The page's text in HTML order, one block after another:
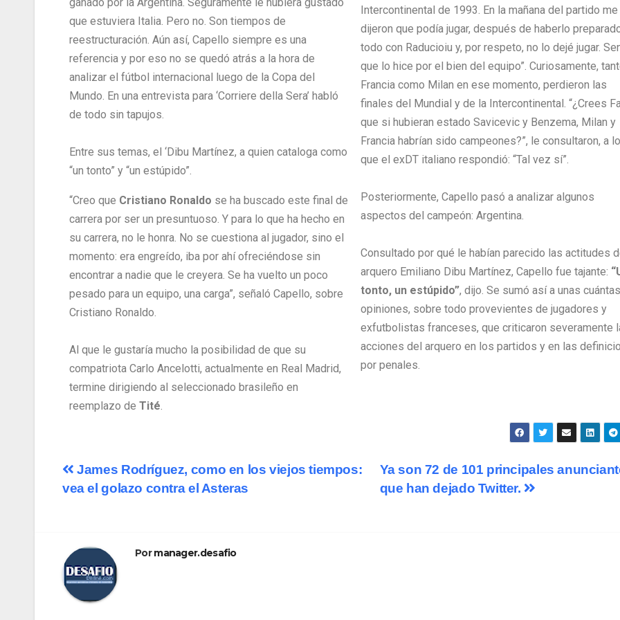
ganado por la Argentina. Seguramente le hubiera gustado
que estuviera Italia. Pero no. Son tiempos de
reestructuración. Aún así, Capello siempre es una
referencia y por eso no se quedó atrás a la hora de
analizar el fútbol internacional luego de la Copa del
Mundo. En una entrevista para ‘Corriere della Sera’ habló
de todo sin tapujos.
Entre sus temas, el ‘Dibu Martínez, a quien cataloga como
“un tonto” y “un estúpido”.
“Creo que Cristiano Ronaldo se ha buscado este final de
carrera por ser un presuntuoso. Y para lo que ha hecho en
su carrera, no le honra. No se cuestiona al jugador, sino el
momento: era engreído, iba por ahí ofreciéndose sin
encontrar a nadie que le creyera. Se ha vuelto un poco
pesado para un equipo, una carga”, señaló Capello, sobre
Cristiano Ronaldo.
Al que le gustaría mucho la posibilidad de que su
compatriota Carlo Ancelotti, actualmente en Real Madrid,
termine dirigiendo al seleccionado brasileño en
reemplazo de Tité.
Intercontinental de 1993. En la mañana del partido me
dijeron que podía jugar, después de haberlo
todo con Raducioiu y, por respeto, no lo dejé jugar.
que lo hice por el bien del equipo”. Curiosamente,
Francia como Milan en ese momento, perdieron las
finales del Mundial y de la Intercontinental. “¿Crees
que si hubieran estado Savicevic y Benzema, Milan y
Francia habrían sido campeones?”, le consultaron, a lo
que el exDT italiano respondió: “Tal vez sí”.
Posteriormente, Capello pasó a analizar algunos
aspectos del campeón: Argentina.
Consultado por qué le habían parecido las actitudes
arquero Emiliano Dibu Martínez, Capello fue tajante:
tonto, un estúpido”, dijo. Se sumó así a unas cuántas
opiniones, sobre todo provevientes de jugadores y
exfutbolistas franceses, que criticaron severamente
acciones del arquero en los partidos y en las
por penales.
Ya son 72 de 101 principales
que han dejado Twitter.
James Rodríguez, como en los viejos tiempos:
vea el golazo contra el Asteras
Pormanager.desafio